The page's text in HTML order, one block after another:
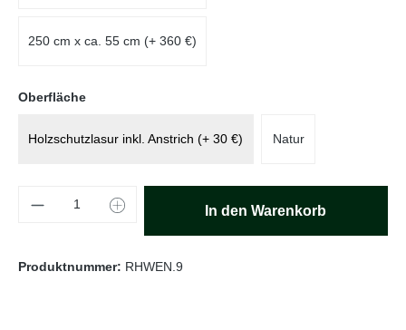
250 cm x ca. 55 cm (+ 360 €)
Oberflächeauswählen
Holzschutzlasur inkl. Anstrich (+ 30 €) Natur
Produkt Anzahl: Gib den gewünschten
In den Warenkorb
Produktnummer: RHWEN.9